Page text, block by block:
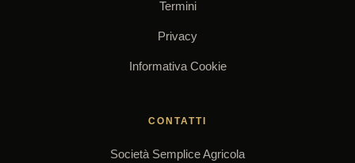
Termini
Privacy
Informativa Cookie
CONTATTI
Società Semplice Agricola